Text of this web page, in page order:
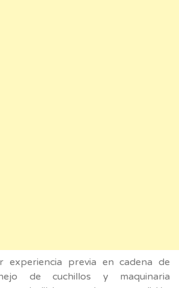
experiencia previa en cadena de
de cuchillos y maquinaria